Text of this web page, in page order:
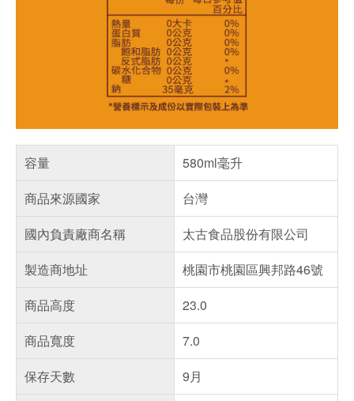
容量
580ml毫升
商品來源國家
台灣
國內負責廠商名稱
太古食品股份有限公司
製造商地址
桃園市桃園區興邦路46號
商品高度
23.0
商品寬度
7.0
保存天數
9月